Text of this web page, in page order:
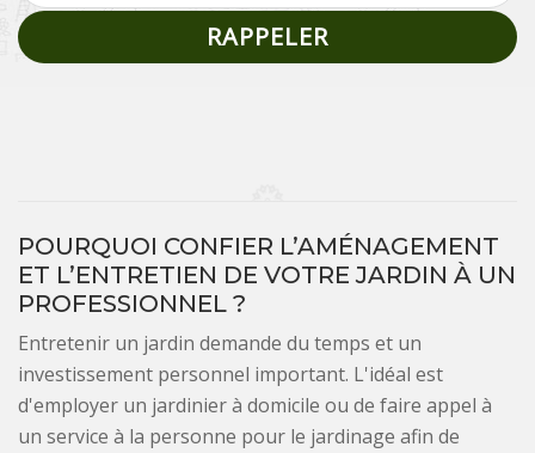
POURQUOI CONFIER L’AMÉNAGEMENT
ET L’ENTRETIEN DE VOTRE JARDIN À UN
PROFESSIONNEL ?
Entretenir un jardin demande du temps et un
investissement personnel important. L'idéal est
d'employer un jardinier à domicile ou de faire appel à
un service à la personne pour le jardinage afin de